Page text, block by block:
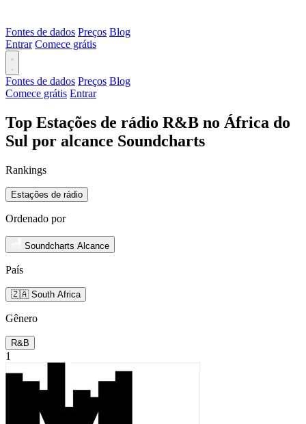
Fontes de dados Preços Blog
Entrar Comece grátis
Fontes de dados Preços Blog
Comece grátis Entrar
Top Estações de rádio R&B no África do
Sul por alcance Soundcharts
Rankings
Estações de rádio
Ordenado por
Soundcharts Alcance
País
🇿🇦 South Africa
Gênero
R&B
1